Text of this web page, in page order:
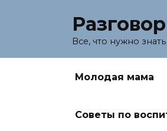
Все, что нужно
Молодая мама
Советы по